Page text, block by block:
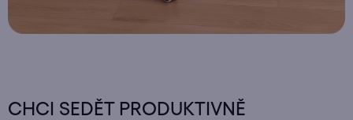
CHCI SEDĚT PRODUKTIVNĚ